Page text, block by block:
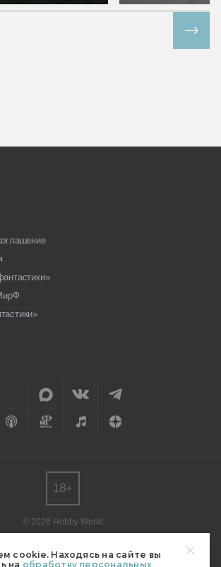
cookie. Находясь на сайте вы
на обработку персональных
© 2026 Hobby World
редакции.
18+